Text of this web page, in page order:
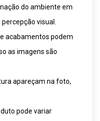
do ambiente em
visual.
acabamentos podem
as imagens são
apareçam na foto,
pode variar